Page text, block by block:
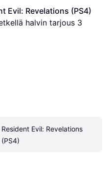
Evil: Revelations (PS4)
halvin tarjous 3
Resident Evil: Revelations
(PS4)